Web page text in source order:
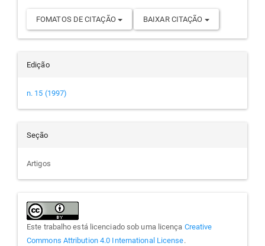
FOMATOS DE CITAÇÃO BAIXAR CITAÇÃO
Edição
n. 15 (1997)
Seção
Artigos
Este trabalho está licenciado sob uma licença Creative
Commons Attribution 4.0 International License.